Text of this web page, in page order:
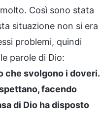
Così sono stata
situazione non si era
problemi, quindi
parole di Dio:
che svolgono i doveri.
facendo
di Dio ha disposto